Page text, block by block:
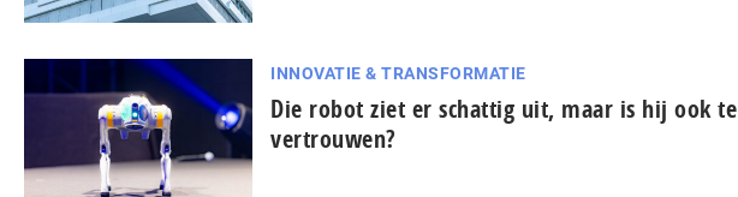
INNOVATIE & TRANSFORMATIE
Die robot ziet er schattig uit, maar is hij ook te
vertrouwen?